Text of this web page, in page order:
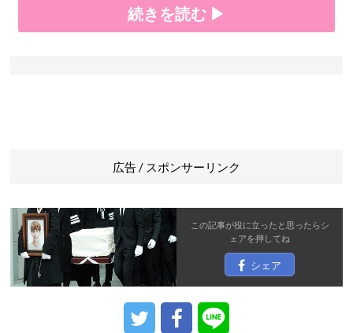
続きを読む ▶
広告 / スポンサーリンク
この記事が役に立ったと思ったらシ
ェアを押してね
シェア